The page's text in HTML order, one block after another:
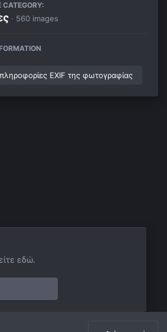
CATEGORY:
· 560 images
EXIF της φωτογραφίας
εδώ.